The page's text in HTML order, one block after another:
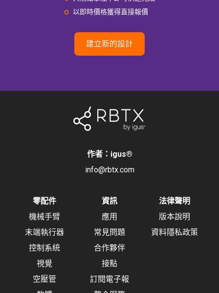
以即時價格獲得直接報價
建立新的設計
作者：igus®
info@rbtx.com
零配件
機械手臂
末端執行器
控制系統
視覺
空壓管
資訊
應用
常見問題
合作夥伴
接點
訂閱電子報
法律聲明
版本說明
資料隱私政策